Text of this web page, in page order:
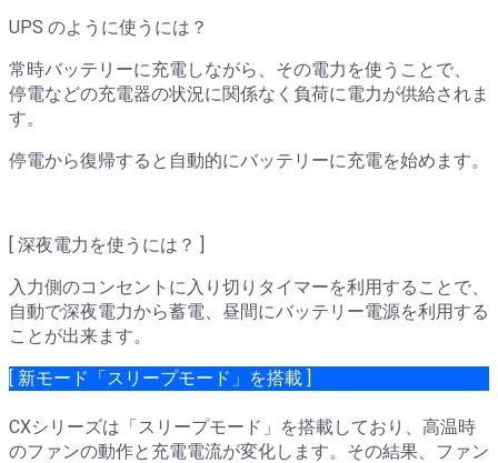
UPS のように使うには？
常時バッテリーに充電しながら、その電力を使うことで、
停電などの充電器の状況に関係なく負荷に電力が供給されま
す。
停電から復帰すると自動的にバッテリーに充電を始めます。
[ 深夜電力を使うには？ ]
入力側のコンセントに入り切りタイマーを利用することで、
自動で深夜電力から蓄電、昼間にバッテリー電源を利用する
ことが出来ます。
[ 新モード「スリープモード」を搭載 ]
CXシリーズは「スリープモード」を搭載しており、高温時
のファンの動作と充電電流が変化します。その結果、ファン